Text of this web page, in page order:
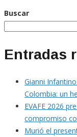
Buscar
Entradas
Gianni
Colombia: un
EVAFE 2026
compromiso
Murió el